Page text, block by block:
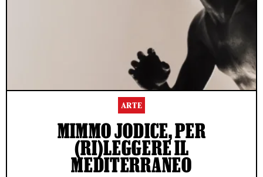
ARTE
MIMMO JODICE, PER
(RI)LEGGERE IL
MEDITERRANEO